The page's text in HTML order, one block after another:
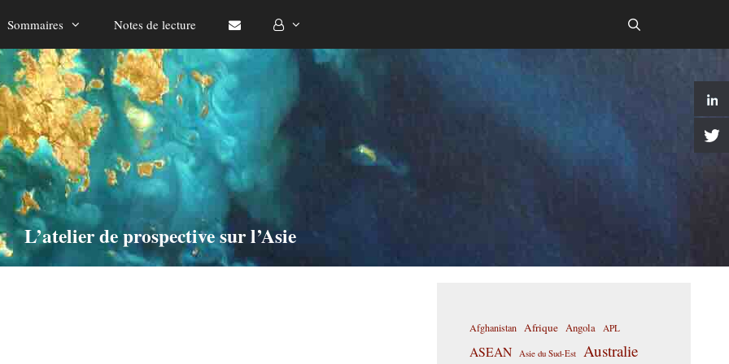
Sommaires Notes de lecture
L’atelier de prospective sur l’Asie
Afghanistan Afrique Angola APL
ASEAN Asie du Sud-Est Australie